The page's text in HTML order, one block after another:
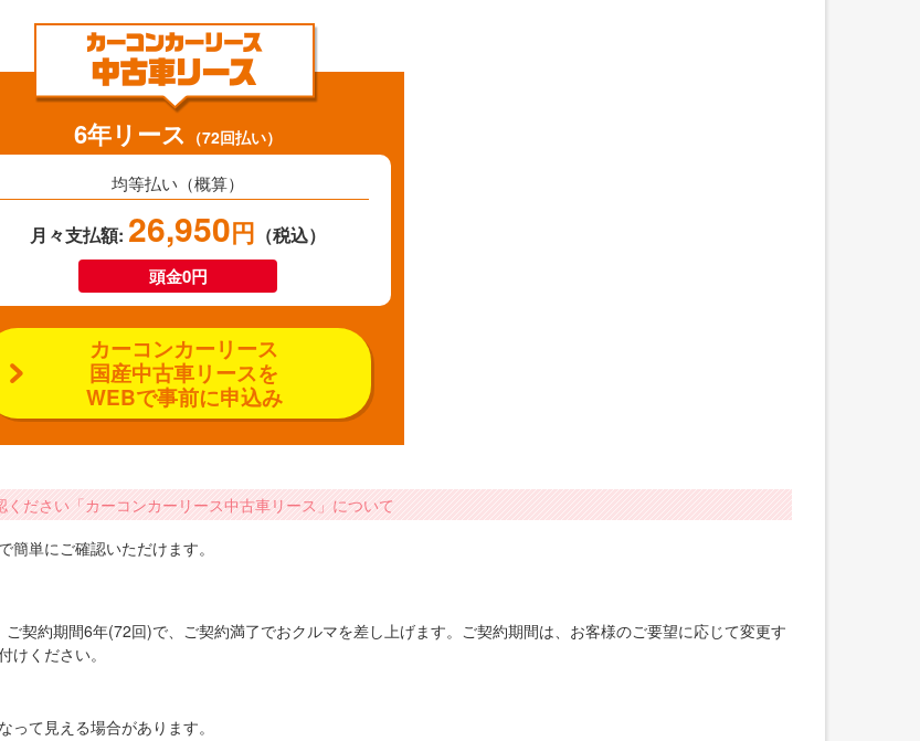
6年リース （72回払い）
均等払い（概算）
月々支払額: 26,950円 （税込）
頭金0円
カーコンカーリース
国産中古車リースを
WEBで事前に申込み
ください「カーコンカーリース中古車リース」について
単にご確認いただけます。
契約期間6年(72回)で、ご契約満了でおクルマを差し上げます。ご契約期間は、お客様のご要望に応じて変更す
ください。
て見える場合があります。